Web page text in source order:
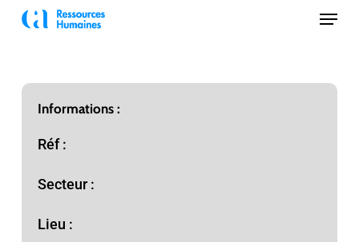
Skip
Menu
Informations :
Réf :
Secteur :
Lieu :